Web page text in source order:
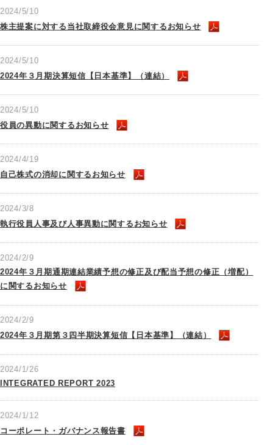
2024/5/10
株主提案に対する当社取締役会意見に関するお知らせ
2024/5/10
2024年３月期決算短信【日本基準】（連結）
2024/5/10
役員の異動に関するお知らせ
2024/4/19
自己株式の消却に関するお知らせ
2024/3/8
執行役員人事及び人事異動に関するお知らせ
2024/2/9
2024年３月期通期連結業績予想の修正及び配当予想の修正（増配）
に関するお知らせ
2024/2/9
2024年３月期第３四半期決算短信【日本基準】（連結）
2024/1/26
INTEGRATED REPORT 2023
2024/1/12
コーポレート・ガバナンス報告書